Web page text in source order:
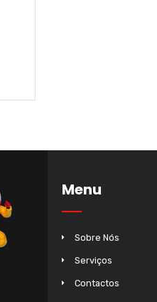
Menu
Sobre Nós
Serviços
Contactos